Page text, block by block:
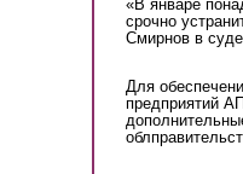
«В январе
срочно
Смирнов в суде
Для
предприятий